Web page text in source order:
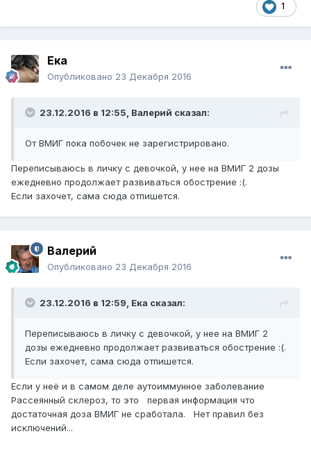
1
Ека
Опубликовано 23 Декабря 2016
23.12.2016 в 12:55, Валерий сказал:
От ВМИГ пока побочек не зарегистрировано.
Переписываюсь в личку с девочкой, у нее на ВМИГ 2 дозы
ежедневно продолжает развиваться обострение :(.
Если захочет, сама сюда отпишется.
Валерий
Опубликовано 23 Декабря 2016
23.12.2016 в 12:59, Ека сказал:
Переписываюсь в личку с девочкой, у нее на ВМИГ 2
дозы ежедневно продолжает развиваться обострение :(.
Если захочет, сама сюда отпишется.
Если у неё и в самом деле аутоиммунное заболевание
Рассеянный склероз, то это первая информация что
достаточная доза ВМИГ не сработала. Нет правил без
исключений...